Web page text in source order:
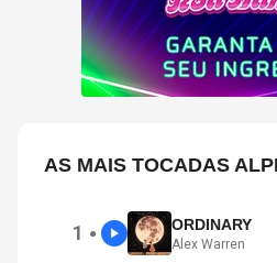
AS MAIS TOCADAS
1 ● ORDINARY
Alex Warren